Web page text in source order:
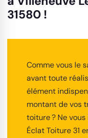
31580 !
Comme vous le
avant toute
élément
montant de vos
toiture ? Ne
Éclat Toiture 31